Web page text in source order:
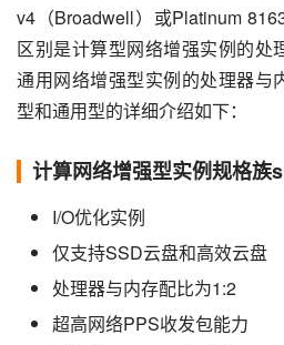
v4（Broadwell）或Platinum
区别是计算型网络增强实例的处
通用网络增强型实例的处理器与
型和通用型的详细介绍如下：
计算网络增强型实例规格族
I/O优化实例
仅支持SSD云盘和高效云盘
处理器与内存配比为1:2
超高网络PPS收发包能力